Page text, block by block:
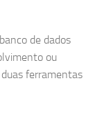
de dados
ou
ferramentas